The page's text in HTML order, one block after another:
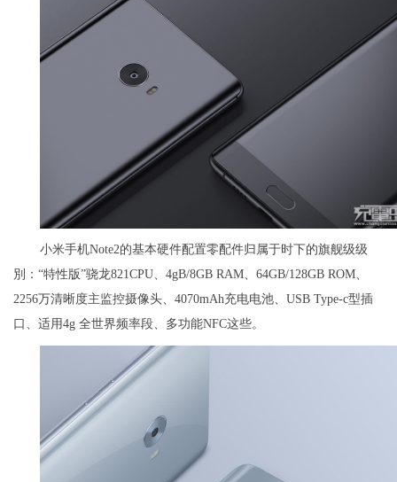
小米手机Note2的基本硬件配置零配件归属于时下的旗舰级级
別：“特性版”骁龙821CPU、4gB/8GB RAM、64GB/128GB ROM、
2256万清晰度主监控摄像头、4070mAh充电电池、USB Type-c型插
口、适用4g 全世界频率段、多功能NFC这些。